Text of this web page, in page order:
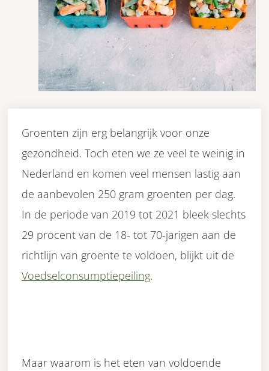
Groenten zijn erg belangrijk voor onze
gezondheid. Toch eten we ze veel te weinig in
Nederland en komen veel mensen lastig aan
de aanbevolen 250 gram groenten per dag.
In de periode van 2019 tot 2021 bleek slechts
29 procent van de 18- tot 70-jarigen aan de
richtlijn van groente te voldoen, blijkt uit de
Voedselconsumptiepeiling.
Maar waarom is het eten van voldoende